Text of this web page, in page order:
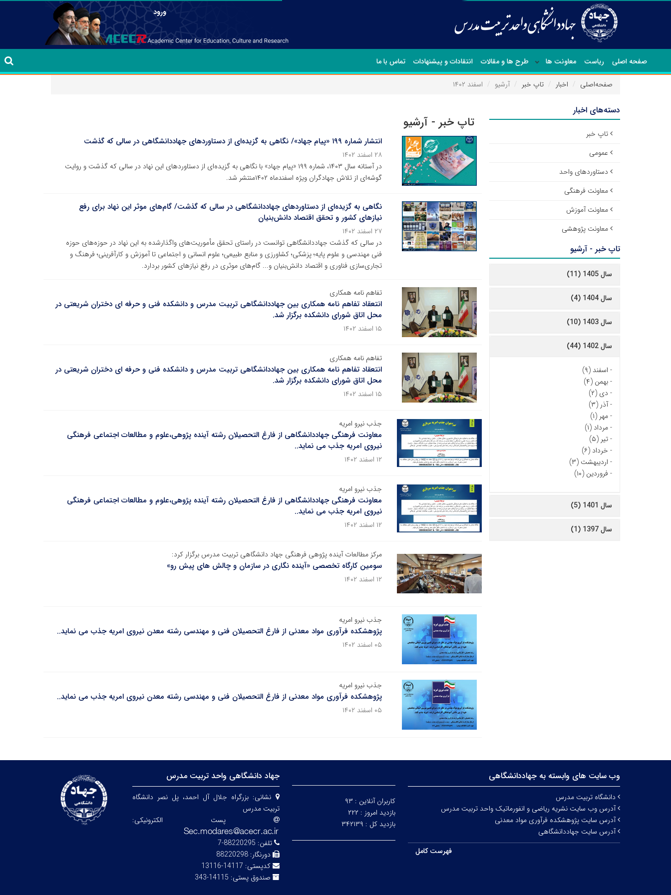
ورود
صفحه اصلی ریاست معاونت ها طرح ها و مقالات انتقادات و پیشنهادات تماس با ما
صفحه‌اصلی اخبار تاپ خبر آرشیو اسفند ۱۴۰۲
تاپ خبر - آرشیو
انتشار شماره ۱۹۹ «پیام جهاد»/ نگاهی به گزیده‌ای از دستاوردهای جهاددانشگاهی در سالی که گذشت
۲۸ اسفند ۱۴۰۲
در آستانه سال ۱۴۰۳، شماره ۱۹۹ «پیام جهاد» با نگاهی به گزیده‌ای از دستاوردهای این نهاد در سالی که گذشت و روایت
گوشه‌ای از تلاش جهادگران ویژه اسفندماه ۱۴۰۲منتشر شد.
نگاهی به گزیده‌ای از دستاوردهای جهاددانشگاهی در سالی که گذشت/ گام‌های موثر این نهاد برای رفع
نیازهای کشور و تحقق اقتصاد دانش‌بنیان
۲۷ اسفند ۱۴۰۲
در سالی که گذشت جهاددانشگاهی توانست در راستای تحقق مأموریت‌های واگذارشده به این نهاد در حوزه‌های حوزه
فنی مهندسی و علوم پایه؛ پزشکی؛ کشاورزی و منابع طبیعی؛ علوم انسانی و اجتماعی تا آموزش و کارآفرینی؛ فرهنگ و
تجاری‌سازی فناوری و اقتصاد دانش‌بنیان و... گام‌های موثری در رفع نیازهای کشور بردارد.
تفاهم نامه همکاری
انتعقاد تفاهم نامه همکاری بین جهاددانشگاهی تربیت مدرس و دانشکده فنی و حرفه ای دختران شریعتی در
محل اتاق شورای دانشکده برگزار شد.
۱۵ اسفند ۱۴۰۲
تفاهم نامه همکاری
انتعقاد تفاهم نامه همکاری بین جهاددانشگاهی تربیت مدرس و دانشکده فنی و حرفه ای دختران شریعتی در
محل اتاق شورای دانشکده برگزار شد.
۱۵ اسفند ۱۴۰۲
جذب نیرو امریه
معاونت فرهنگی جهاددانشگاهی از فارغ التحصیلان رشته آینده پژوهی،علوم و مطالعات اجتماعی فرهنگی
نیروی امریه جذب می نماید..
۱۲ اسفند ۱۴۰۲
جذب نیرو امریه
معاونت فرهنگی جهاددانشگاهی از فارغ التحصیلان رشته آینده پژوهی،علوم و مطالعات اجتماعی فرهنگی
نیروی امریه جذب می نماید..
۱۲ اسفند ۱۴۰۲
مرکز مطالعات آینده پژوهی فرهنگی جهاد دانشگاهی تربیت مدرس برگزار کرد:
سومین کارگاه تخصصی «آینده نگاری در سازمان و چالش های پیش رو»
۱۲ اسفند ۱۴۰۲
جذب نیرو امریه
پژوهشکده فرآوری مواد معدنی از فارغ التحصیلان فنی و مهندسی رشته معدن نیروی امریه جذب می نماید..
۰۵ اسفند ۱۴۰۲
جذب نیرو امریه
پژوهشکده فرآوری مواد معدنی از فارغ التحصیلان فنی و مهندسی رشته معدن نیروی امریه جذب می نماید..
۰۵ اسفند ۱۴۰۲
دسته‌های اخبار
تاپ خبر
عمومی
دستاوردهای واحد
معاونت فرهنگی
معاونت آموزش
معاونت پژوهشی
تاپ خبر - آرشیو
سال 1405 (11)
سال 1404 (4)
سال 1403 (10)
سال 1402 (44)
- اسفند (۹)
-بهمن (۴)
- دی (۲)
-آذر (۳)
-مهر (۱)
-مرداد (۱)
-تیر (۵)
- خرداد (۶)
- اردیبهشت (۳)
- فروردین (۱۰)
سال 1401 (5)
سال 1397 (1)
وب سایت های وابسته به جهاددانشگاهی
دانشگاه تربیت مدرس
آدرس وب سایت نشریه ریاضی و انفورماتیک واحد تربیت مدرس
آدرس سایت پژوهشکده فرآوری مواد معدنی
آدرس سایت جهاددانشگاهی
فهرست کامل
کاربران آنلاین : ۹۳
بازدید امروز : ۲۲۲
بازدید کل : ۳۴۲۱۳۹
جهاد دانشگاهی واحد تربیت مدرس
نشانی: بزرگراه جلال آل احمد، پل نصر دانشگاه
تربیت مدرس
پست الکترونیکی:
تلفن: 88220295-7
دورنگار:88220298
کدپستی: 14117-13116
صندوق پستی: 14115-343